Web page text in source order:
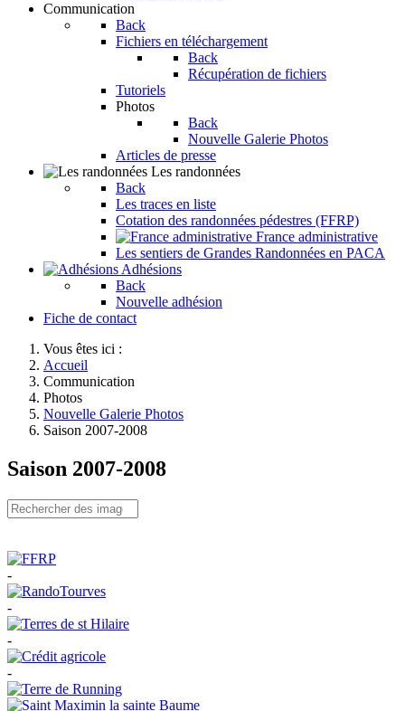
Communication
Back
Fichiers en téléchargement
Back
Récupération de fichiers
Tutoriels
Photos
Back
Nouvelle Galerie Photos
Articles de presse
Les randonnées
Back
Les traces en liste
Cotation des randonnées pédestres (FFRP)
France administrative
Les sentiers de Grandes Randonnées en PACA
Adhésions
Back
Nouvelle adhésion
Fiche de contact
Vous êtes ici :
Accueil
Communication
Photos
Nouvelle Galerie Photos
Saison 2007-2008
Saison 2007-2008
-
-
-
-